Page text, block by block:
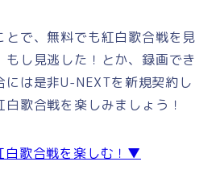
とで、無料でも紅白歌合戦を見
もし見逃した！とか、録画でき
には是非U-NEXTを新規契約し
歌合戦を楽しみましょう！
歌合戦を楽しむ！▼